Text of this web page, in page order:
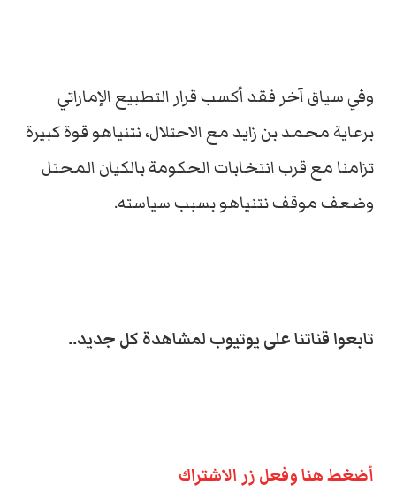
وفي سياق آخر فقد أكسب قرار التطبيع الإماراتي
برعاية محمد بن زايد مع الاحتلال، نتنياهو قوة كبيرة
تزامنا مع قرب انتخابات الحكومة بالكيان المحتل
وضعف موقف نتنياهو بسبب سياسته.
تابعوا قناتنا على يوتيوب لمشاهدة كل جديد..
أضغط هنا وفعل زر الاشتراك